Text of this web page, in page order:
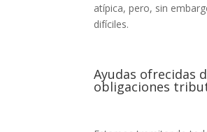
atípica, pero, sin
difíciles.
Ayudas ofrecidas
obligaciones